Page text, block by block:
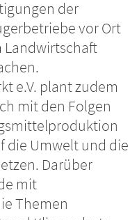
der
vor Ort
Landwirtschaft
e.V. plant zudem
mit den Folgen
die Umwelt und die
Darüber
mit
Themen